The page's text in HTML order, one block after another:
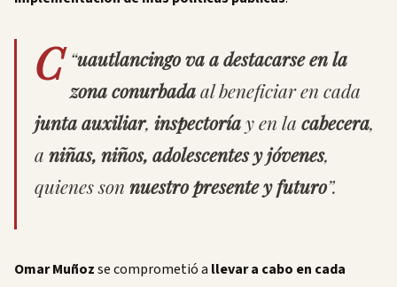
“
C uautlancingo va a destacarse en la
zona conurbadaal beneficiar en cada
junta auxiliar, inspectoríay en la cabecera,
a niñas, niños, adolescentes y jóvenes,
quienes son nuestro presente y futuro”.
Omar Muñozse comprometió a llevar a cabo en cada